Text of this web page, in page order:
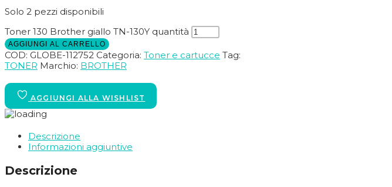
Solo 2 pezzi disponibili
Toner 130 Brother giallo TN-130Y quantità
AGGIUNGI AL CARRELLO
COD: GLOBE-112752 Categoria: Toner e cartucce Tag:
TONER Marchio: BROTHER
Descrizione
Informazioni aggiuntive
Descrizione